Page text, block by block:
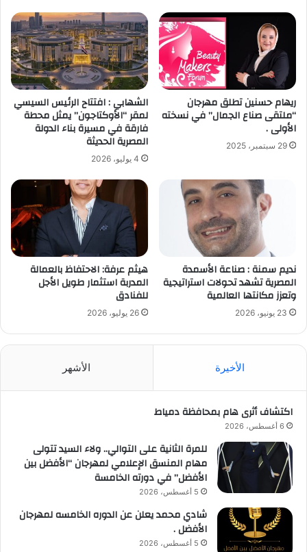
ريهام حسنين تطلق مهرجان
“ملتقى صناع الجمال” في نسخته
الأولى .
29 سبتمبر، 2025
الشهابي : افتتاح الرئيس السيسي
لمقر “الأوكتاجون” يمثل محطة
فارقة في مسيرة بناء الدولة
المصرية الحديثة
4 يوليو، 2026
نديم سمنة : صناعة الأسمدة
المصرية تشهد تحولات استراتيجية
وتعزز مكانتها العالمية
23 يونيو، 2026
هيثم عرفة: الاحتفاظ بالعمالة
المدربة استثمار طويل الأجل
للفنادق
26 يوليو، 2026
الأخيرة الأشهر
اكتشاف أثرى هام بمحافظة دمياط
6 أغسطس، 2026
للمرة الثانية على التوالي.. ولاء السيد تتولى
مهام المنسق الإعلامي لمهرجان “الأفضل بين
الأفضل” في دورته الخامسة
5 أغسطس، 2026
شادي محمد يعلن عن الدوره الخامسه لمهرجان
الأفضل .
5 أغسطس، 2026